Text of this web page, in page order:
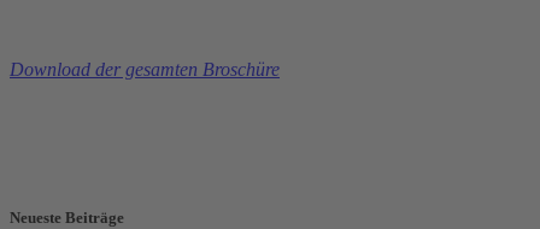
Download der gesamten Broschüre
Neueste Beiträge